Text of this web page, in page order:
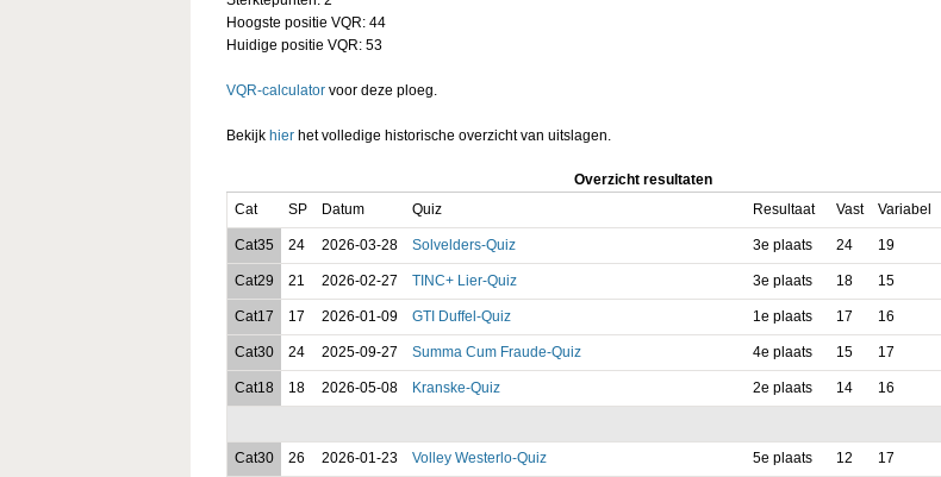
Hoogste positie VQR: 44
Huidige positie VQR: 53
VQR-calculator voor deze ploeg.
Bekijk hier het volledige historische overzicht van uitslagen.
Overzicht resultaten
Cat
SP Datum Quiz Resultaat Vast Variabel
Cat35 24 2026-03-28 Solvelders-Quiz 3e plaats 24 19
Cat29 21 2026-02-27 TINC+ Lier-Quiz 3e plaats 18 15
Cat17 17 2026-01-09 GTI Duffel-Quiz 1e plaats 17 16
Cat30 24 2025-09-27 Summa Cum Fraude-Quiz 4e plaats 15 17
Cat18 18 2026-05-08 Kranske-Quiz 2e plaats 14 16
Cat30 26 2026-01-23 Volley Westerlo-Quiz 5e plaats 12 17